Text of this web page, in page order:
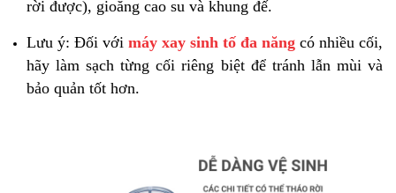
rời được), gioăng cao su và khung đế.
Lưu ý: Đối với máy xay sinh tố đa năng có nhiều cối,
hãy làm sạch từng cối riêng biệt để tránh lẫn mùi và
bảo quản tốt hơn.